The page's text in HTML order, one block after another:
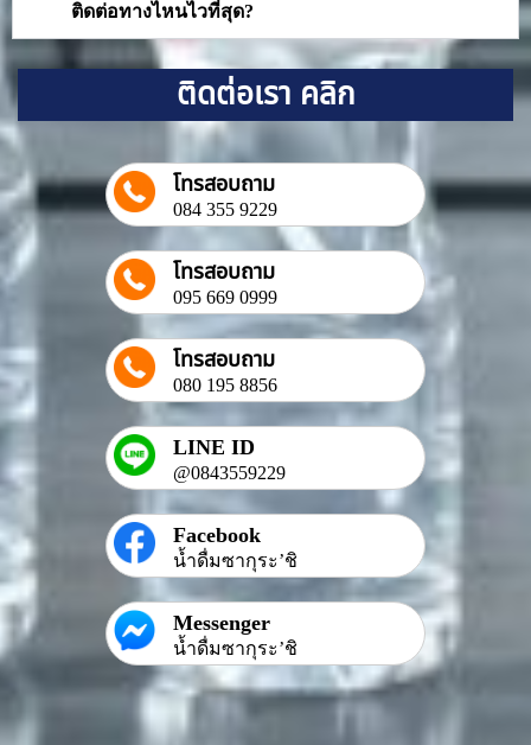
ติดต่อทางไหนไวที่สุด?
ติดต่อเรา คลิก
โทรสอบถาม
084 355 9229
โทรสอบถาม
095 669 0999
โทรสอบถาม
080 195 8856
LINE ID
@0843559229
Facebook
น้ำดื่มซากุระ’ชิ
Messenger
น้ำดื่มซากุระ’ชิ